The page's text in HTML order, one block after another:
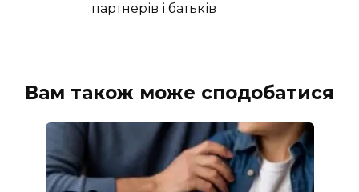
партнерів і батьків
Вам також може сподобатися